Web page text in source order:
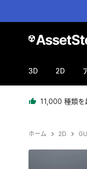
3D 2D
11,000 種類を
ホーム 2D